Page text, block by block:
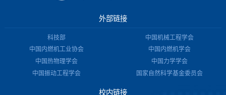
外部链接
科技部
中国机械工程学会
中国内燃机工业协会
中国内燃机学会
中国热物理学会
中国力学学会
中国振动工程学会
国家自然科学基金委员会
校内链接